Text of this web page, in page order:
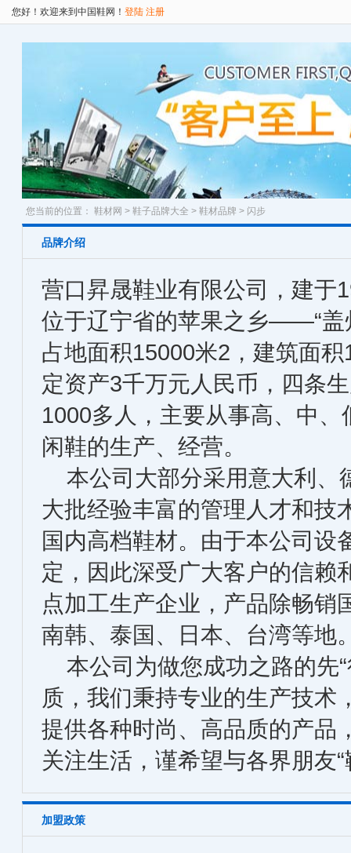
您好！欢迎来到中国鞋网！ 登陆 注册
您当前的位置： 鞋材网 > 鞋子品牌大全 > 鞋材品牌 > 闪步
品牌介绍
营口昇晟鞋业有限公司，建于
位于辽宁省的苹果之乡——“盖
占地面积15000米2，建筑面
定资产3千万元人民币，四条
1000多人，主要从事高、中、
闲鞋的生产、经营。
本公司大部分采用意大利、
大批经验丰富的管理人才和技
国内高档鞋材。由于本公司设
定，因此深受广大客户的信赖
点加工生产企业，产品除畅销
南韩、泰国、日本、台湾等地
本公司为做您成功之路的先“
质，我们秉持专业的生产技术
提供各种时尚、高品质的产品
关注生活，谨希望与各界朋友
加盟政策